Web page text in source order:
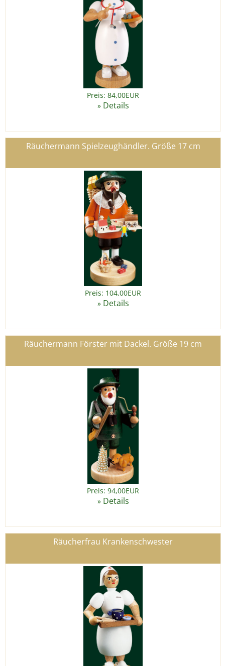
Preis: 84,00EUR
» Details
Räuchermann Spielzeughändler. Größe 17 cm
Preis: 104,00EUR
» Details
Räuchermann Förster mit Dackel. Größe 19 cm
Preis: 94,00EUR
» Details
Räucherfrau Krankenschwester